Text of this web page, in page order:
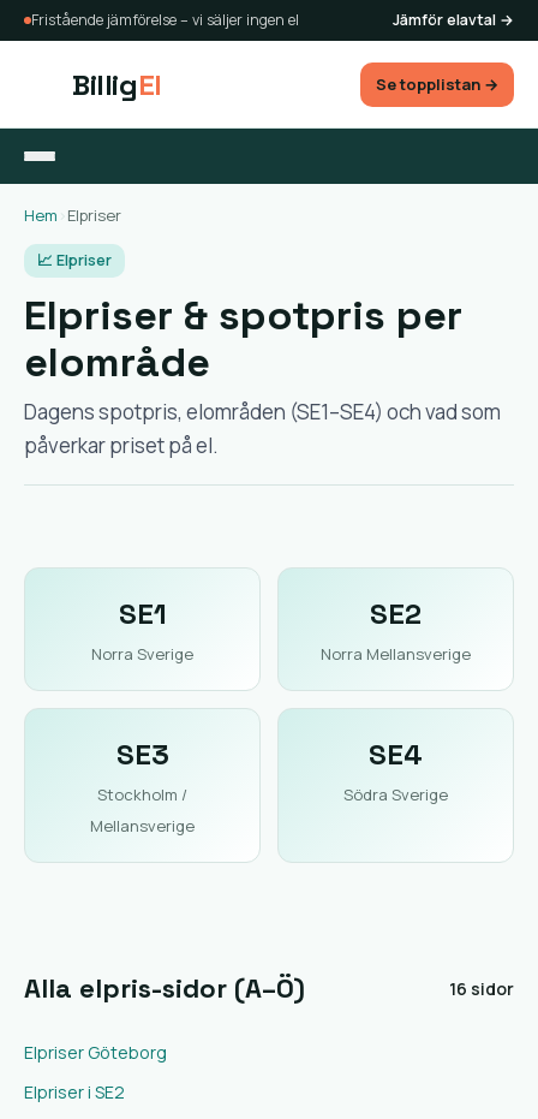
Fristående jämförelse – vi säljer ingen el Jämför elavtal →
BilligEl Se topplistan →
Hem Elpriser
📈 Elpriser
Elpriser & spotpris per
elområde
Dagens spotpris, elområden (SE1–SE4) och vad som
påverkar priset på el.
SE1
Norra Sverige
SE2
Norra Mellansverige
SE3
Stockholm /
Mellansverige
SE4
Södra Sverige
Alla elpris-sidor (A–Ö) 16 sidor
Elpriser Göteborg
Elpriser i SE2